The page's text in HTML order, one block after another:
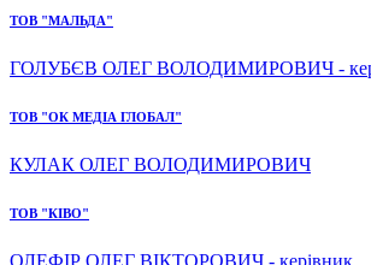
ТОВ "МАЛЬДА"
ГОЛУБЄВ ОЛЕГ ВОЛОДИМИРОВИЧ -
ТОВ "ОК МЕДІА ГЛОБАЛ"
КУЛАК ОЛЕГ ВОЛОДИМИРОВИЧ
ТОВ "КІВО"
ОЛЕФІР ОЛЕГ ВІКТОРОВИЧ - керівник